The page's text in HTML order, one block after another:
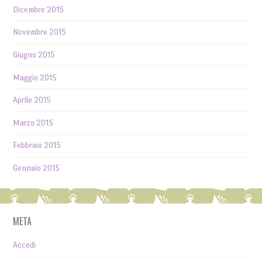
Dicembre 2015
Novembre 2015
Giugno 2015
Maggio 2015
Aprile 2015
Marzo 2015
Febbraio 2015
Gennaio 2015
META
Accedi